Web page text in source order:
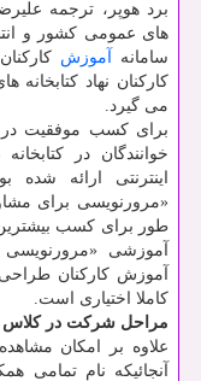
برد هوپر، ترجمه
های عمومی كشور و
سامانه آموزش
كاركنان نهاد
می گیرد.
برای كسب موفقیت در
خوانندگان در
اینترنتی ارائه شده
طور برای كسب
آموزش كاركنان
كاملا اختیاری است.
مراحل شركت در
علاوه بر امكان
آنجائیكه نام تمامی